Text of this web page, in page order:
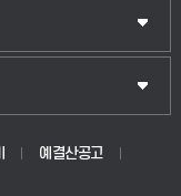
예결산공고